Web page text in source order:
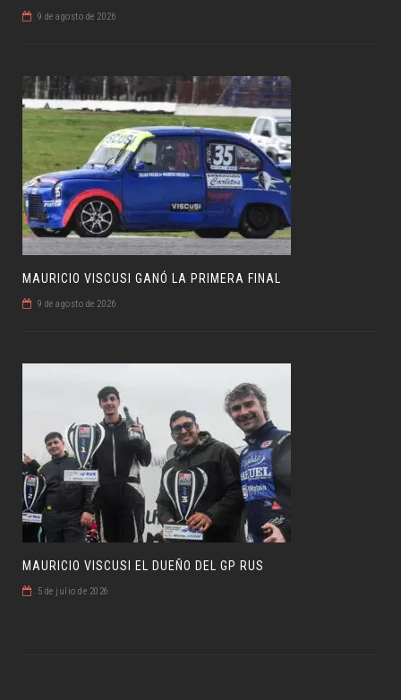
9 de agosto de 2026
MAURICIO VISCUSI GANÓ LA PRIMERA FINAL
9 de agosto de 2026
MAURICIO VISCUSI EL DUEÑO DEL GP RUS
5 de julio de 2026